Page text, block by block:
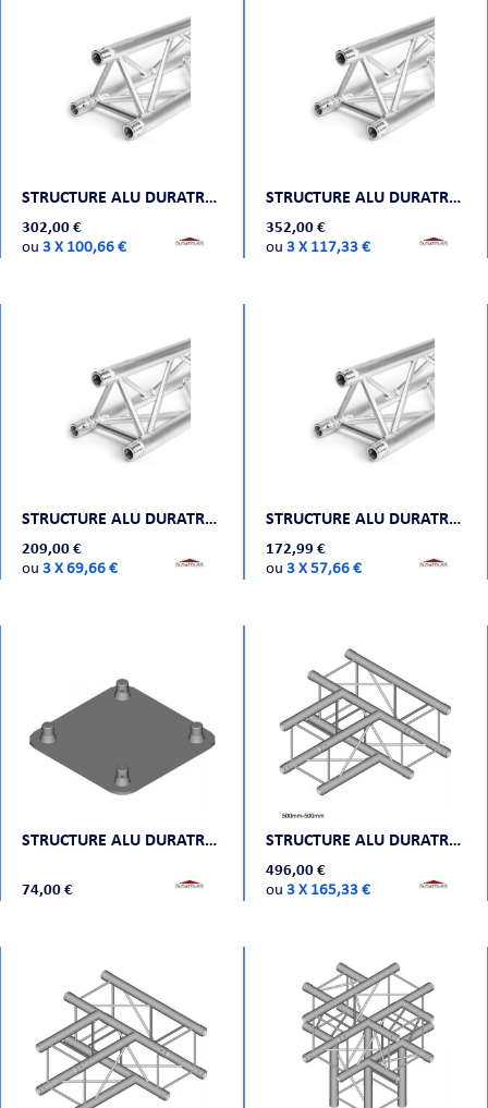
STRUCTURE ALU DURATRUSS DT 33-200
302,00 €
ou 3 X 100,66 €
STRUCTURE ALU DURATRUSS DT 33-250
352,00 €
ou 3 X 117,33 €
STRUCTURE ALU DURATRUSS DT 33-100
209,00 €
ou 3 X 69,66 €
STRUCTURE ALU DURATRUSS DT 33-050
172,99 €
ou 3 X 57,66 €
STRUCTURE ALU DURATRUSS DT 24-WPM
74,00 €
STRUCTURE ALU DURATRUSS DT 24-T40
496,00 €
ou 3 X 165,33 €